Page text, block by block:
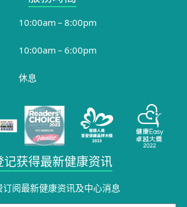
10:00am – 8:00pm
10:00am – 6:00pm
休息
记获得最新健康资讯
订阅最新健康资讯及中心消息​